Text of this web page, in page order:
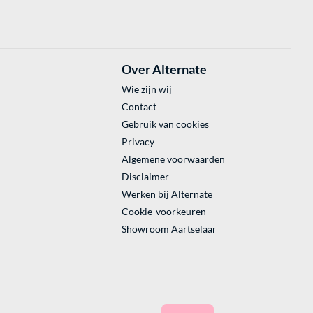
Over Alternate
Wie zijn wij
Contact
Gebruik van cookies
Privacy
Algemene voorwaarden
Disclaimer
Werken bij Alternate
Cookie-voorkeuren
Showroom Aartselaar